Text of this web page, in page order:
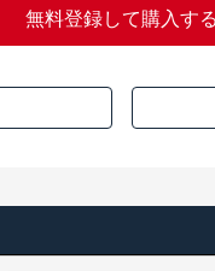
無料登録して購入する